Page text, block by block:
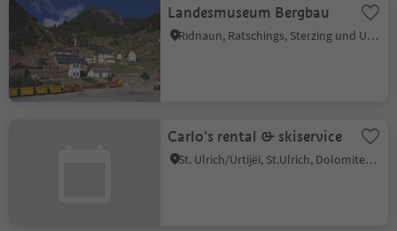
Landesmuseum Bergbau
Ridnaun, Ratschings, Sterzing und Umgebung
Carlo's rental & skiservice
St. Ulrich/Urtijëi, St.Ulrich, Dolomitenregion Gröden